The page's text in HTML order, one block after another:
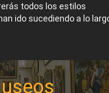
todos los estilos
ido sucediendo a lo